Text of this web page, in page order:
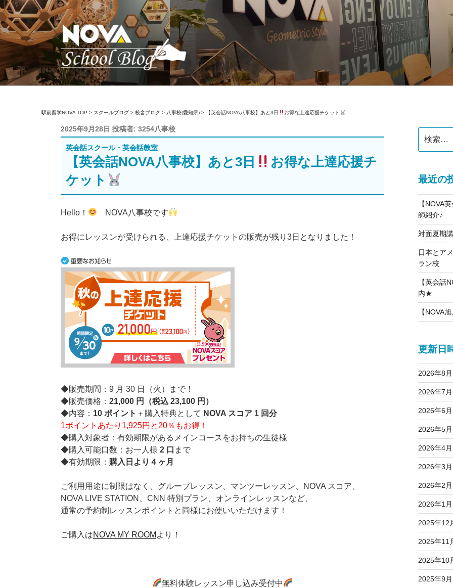
コ
ン
テ
ン
ス
駅前留学NOVA TOP > スクールブログ > 校舎ブログ > 八事校(愛知県) > 【英会話NOVA八事校】あと3日 お得な上達応援チケット
投
稿
日:
2025年9月28日 投稿者: 3254八事校
英会話スクール・英会話教室
【英会話NOVA八事校】あと3日
お得な上達応援チ
ケット
Hello！ NOVA八事校です
お得にレッスンが受けられる、上達応援チケットの販売が残り3日となりました！
◆販売期間：9 月 30 日（火）まで！
◆販売価格： 21,000 円（税込 23,100 円）
◆内容： 10 ポイント ＋購入特典として NOVA スコア 1 回分
1ポイントあたり1,925円と20％もお得！
◆購入対象者：有効期限があるメインコースをお持ちの生徒様
◆購入可能口数：お一人様 2 口 まで
◆有効期限： 購入日より４ヶ月
ご利用用途に制限はなく、グループレッスン、マンツーレッスン、NOVA スコア、
NOVA LIVE STATION、CNN 特別プラン、オンラインレッスンなど、
通常の予約制レッスンポイントと同様にお使いいただけます！
ご購入はNOVA MY ROOM より！
無料体験レッスン申し込み受付中
索:
最近の
【NOVA
師紹介♪
対面夏期
日本とア
ラン校
【英会話
内★
【NOVA
更新日
2026年8月
2026年7月
2026年6月
2026年5月
2026年4月
2026年3月
2026年2月
2026年1月
2025年12
2025年11
2025年10
2025年9月